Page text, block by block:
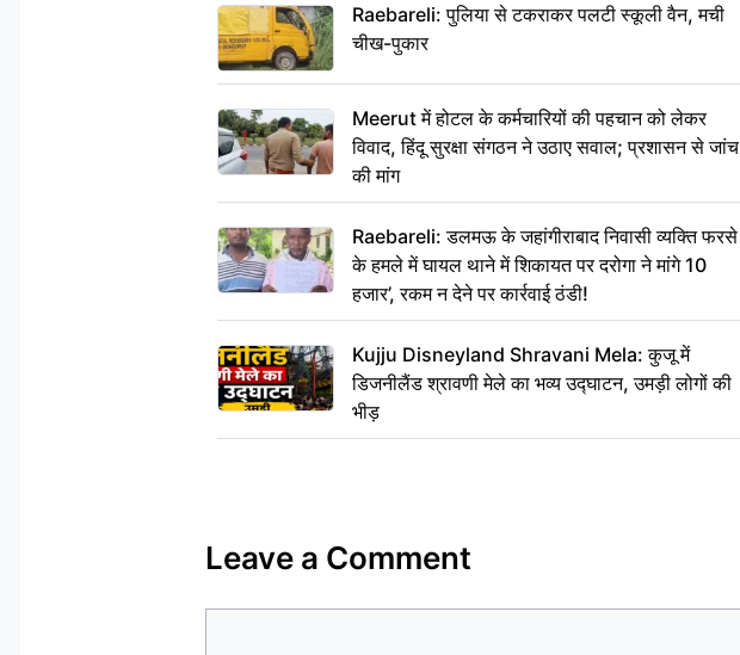
Raebareli: पुलिया से टकराकर पलटी स्कूली वैन, मची
चीख-पुकार
Meerut में होटल के कर्मचारियों की पहचान को लेकर
विवाद, हिंदू सुरक्षा संगठन ने उठाए सवाल; प्रशासन से जांच
की मांग
Raebareli: डलमऊ के जहांगीराबाद निवासी व्यक्ति फरसे
के हमले में घायल थाने में शिकायत पर दरोगा ने मांगे 10
हजार’, रकम न देने पर कार्रवाई ठंडी!
Kujju Disneyland Shravani Mela: कुजू में
डिजनीलैंड श्रावणी मेले का भव्य उद्घाटन, उमड़ी लोगों की
भीड़
Leave a Comment